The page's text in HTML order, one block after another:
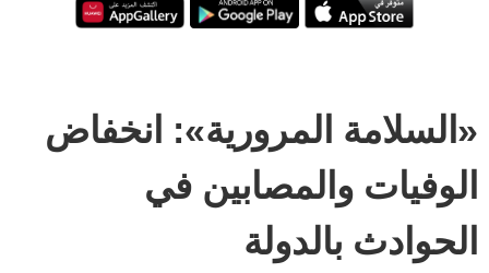
«السلامة المرورية»: انخفاض
الوفيات والمصابين في
الحوادث بالدولة